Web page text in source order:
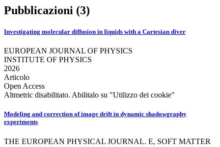
Pubblicazioni (3)
Investigating molecular diffusion in liquids with a Cartesian diver
EUROPEAN JOURNAL OF PHYSICS
INSTITUTE OF PHYSICS
2026
Articolo
Open Access
Altmetric disabilitato. Abilitalo su "Utilizzo dei cookie"
Modeling and correction of image drift in dynamic shadowgraphy
experiments
THE EUROPEAN PHYSICAL JOURNAL. E, SOFT MATTER